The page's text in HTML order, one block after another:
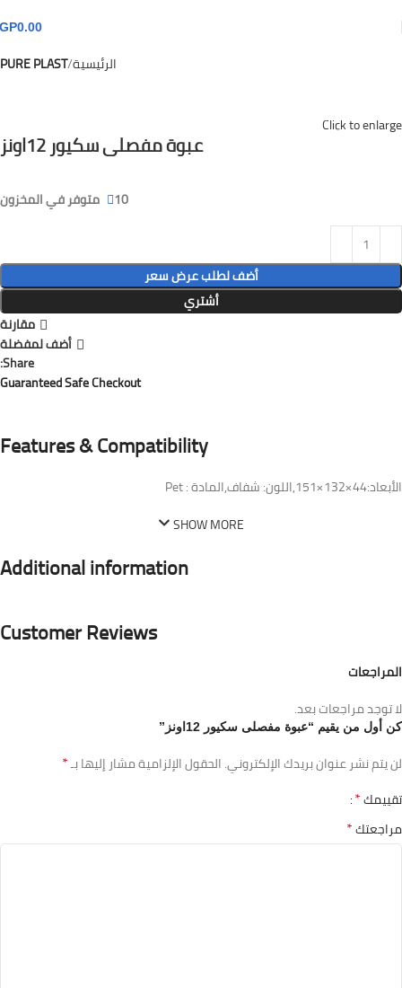
0.00
الرئيسية PURE PLAST
Click to enlarge
عبوة مفصلى سكيور 12اونز
10 متوفر في المخزون
أضف لطلب عرض سعر
أشتري
مقارنة
أضف لمفضلة
Share:
Guaranteed Safe Checkout
Features & Compatibility
الأبعاد:44×132×151,اللون: شفاف,المادة : Pet
SHOW MORE
Additional information
Customer Reviews
المراجعات
لا توجد مراجعات بعد.
كن أول من يقيم “عبوة مفصلى سكيور 12اونز”
لن يتم نشر عنوان بريدك الإلكتروني.الحقول الإلزامية مشار إليها بـ*
تقييمك*
مراجعتك*